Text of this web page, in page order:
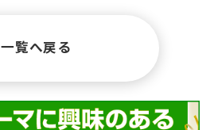
一覧へ戻る